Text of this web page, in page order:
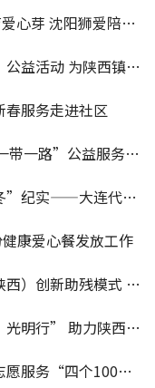
阳狮爱陪伴童心成长
名白内障患者实施复明手术
春服务走进社区
持续助力中非民间友好交流
纪实——大连代表处
康爱心餐发放工作
式 助力特殊群体自立自强
西白内障患者重见光明
“四个100”优秀典型